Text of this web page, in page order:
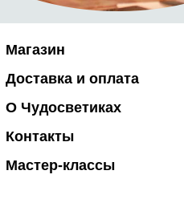
Магазин
Доставка и оплата
О Чудосветиках
Контакты
Мастер-классы